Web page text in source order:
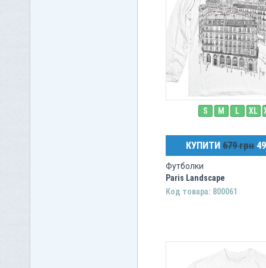
S M L XL
КУПИТИ 679 грн
Футболки
Paris Landscape
Код товара: 800061